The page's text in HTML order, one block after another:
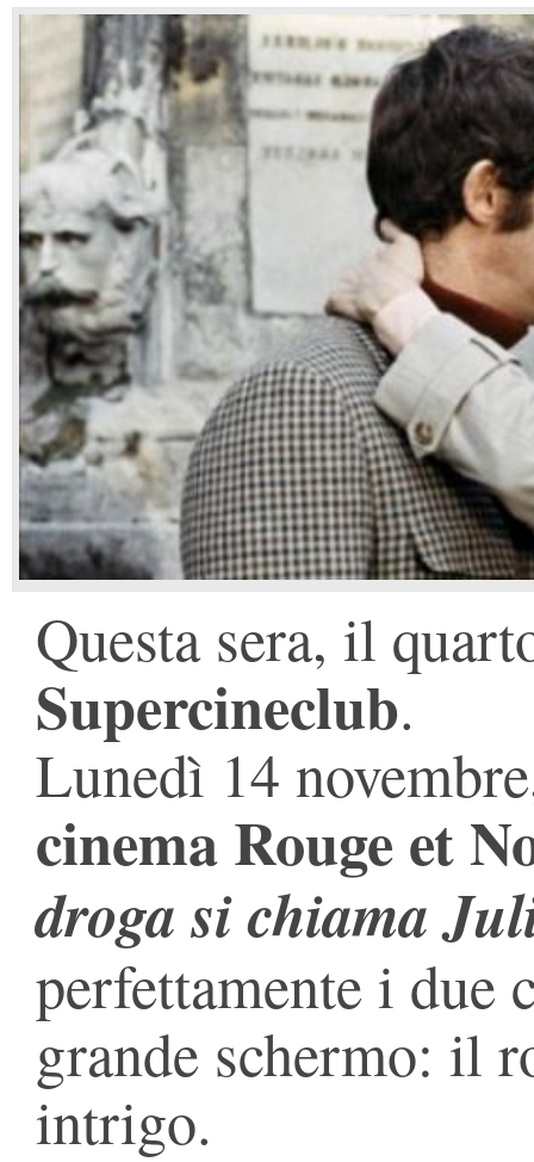
Questa sera, il
Supercineclub.
Lunedì 14
cinema Rouge et
droga si chiama
perfettamente i due
grande schermo: il
intrigo.